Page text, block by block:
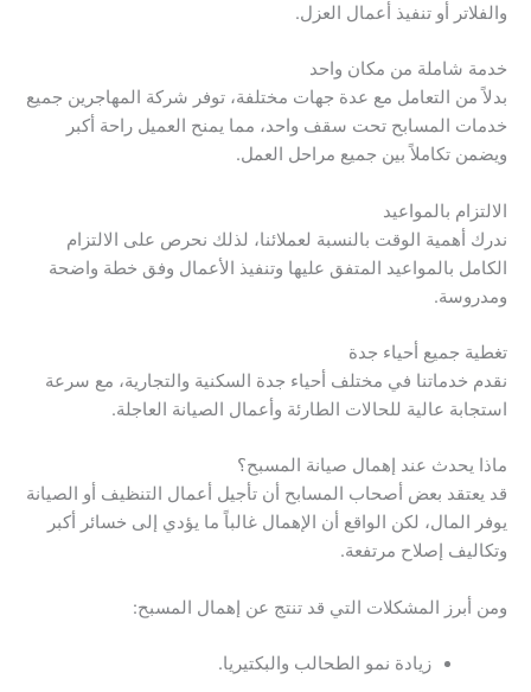
والفلاتر أو تنفيذ أعمال العزل.
خدمة شاملة من مكان واحد
بدلاً من التعامل مع عدة جهات مختلفة، توفر شركة المهاجرين جميع
خدمات المسابح تحت سقف واحد، مما يمنح العميل راحة أكبر
ويضمن تكاملاً بين جميع مراحل العمل.
الالتزام بالمواعيد
ندرك أهمية الوقت بالنسبة لعملائنا، لذلك نحرص على الالتزام
الكامل بالمواعيد المتفق عليها وتنفيذ الأعمال وفق خطة واضحة
ومدروسة.
تغطية جميع أحياء جدة
نقدم خدماتنا في مختلف أحياء جدة السكنية والتجارية، مع سرعة
استجابة عالية للحالات الطارئة وأعمال الصيانة العاجلة.
ماذا يحدث عند إهمال صيانة المسبح؟
قد يعتقد بعض أصحاب المسابح أن تأجيل أعمال التنظيف أو الصيانة
يوفر المال، لكن الواقع أن الإهمال غالباً ما يؤدي إلى خسائر أكبر
وتكاليف إصلاح مرتفعة.
ومن أبرز المشكلات التي قد تنتج عن إهمال المسبح:
زيادة نمو الطحالب والبكتيريا.